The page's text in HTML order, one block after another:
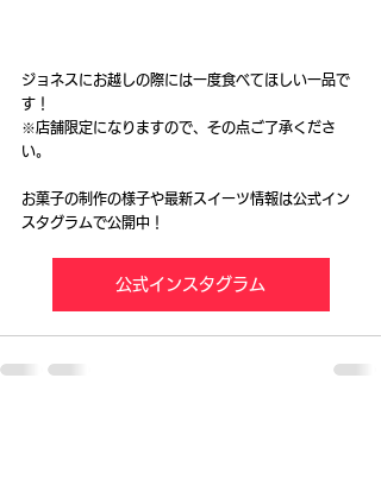
ジョネスにお越しの際には一度食べてほしい一品で
す！
※店舗限定になりますので、その点ご了承くださ
い。
お菓子の制作の様子や最新スイーツ情報は公式イン
スタグラムで公開中！
公式インスタグラム